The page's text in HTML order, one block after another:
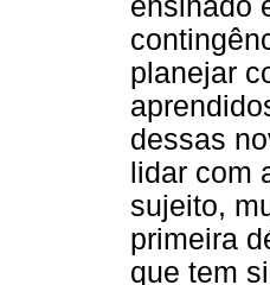
planejar
dessas
lidar com
sujeito,
primeira
que tem